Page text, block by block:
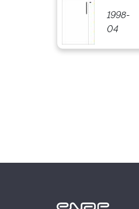
1998-
04